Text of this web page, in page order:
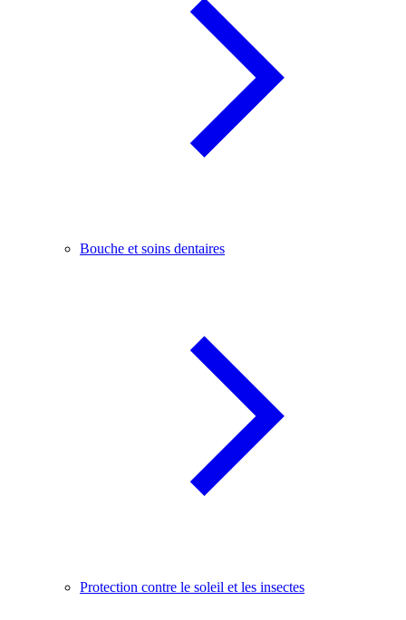
Bouche et soins dentaires
Protection contre le soleil et les insectes